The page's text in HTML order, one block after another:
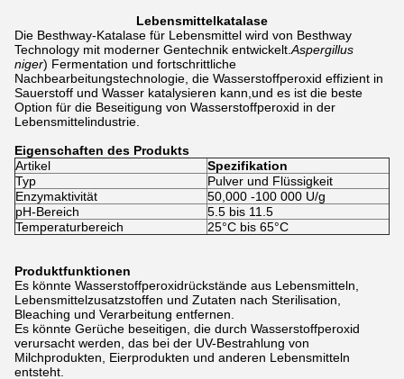
Lebensmittelkatalase
Die Besthway-Katalase für Lebensmittel wird von Besthway
Technology mit moderner Gentechnik entwickelt. Aspergillus
niger) Fermentation und fortschrittliche
Nachbearbeitungstechnologie, die Wasserstoffperoxid effizient in
Sauerstoff und Wasser katalysieren kann,und es ist die beste
Option für die Beseitigung von Wasserstoffperoxid in der
Lebensmittelindustrie.
Eigenschaften des Produkts
Artikel
Spezifikation
Typ
Pulver und Flüssigkeit
Enzymaktivität
50,000 -100 000 U/g
pH-Bereich
5.5 bis 11.5
Temperaturbereich
25°C bis 65°C
Produktfunktionen
Es könnte Wasserstoffperoxidrückstände aus Lebensmitteln,
Lebensmittelzusatzstoffen und Zutaten nach Sterilisation,
Bleaching und Verarbeitung entfernen.
Es könnte Gerüche beseitigen, die durch Wasserstoffperoxid
verursacht werden, das bei der UV-Bestrahlung von
Milchprodukten, Eierprodukten und anderen Lebensmitteln
entsteht.